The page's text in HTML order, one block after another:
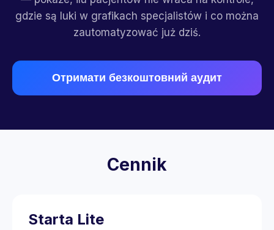
gdzie są luki w grafikach specjalistów i co można
zautomatyzować już dziś.
Отримати безкоштовний аудит
Cennik
Starta Lite